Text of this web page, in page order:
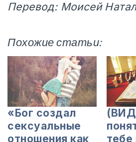
Перевод: Моисей
Похожие статьи:
«Бог создал
сексуальные
отношения как
тебе